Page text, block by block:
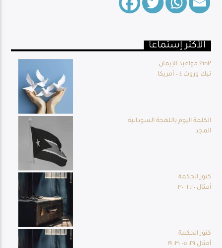
الأكثر إستماعا
مواعيد الإيمان PinP
نيك وروث ٤ – أمريكا
الكلمة اليوم باللهجة السودانية
المجد
كنوز الحكمة
أمثال ٢٠: ١- ٣٠
كنوز الحكمة
أمثال ٢٩: ٥- ٣٠: ١٩